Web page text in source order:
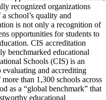
recognized organizations
school’s quality and
is not only a recognition of
opportunities for students to
CIS accreditation
benchmarked educational
Schools (CIS) is an
and accrediting
than 1,300 schools across
as a “global benchmark” that
educational